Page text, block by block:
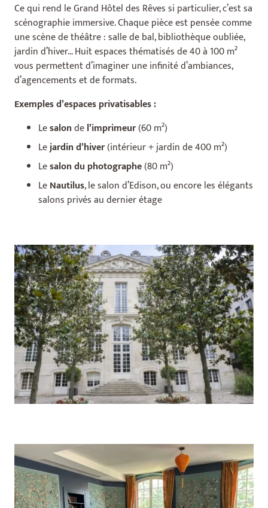
Ce qui rend le Grand Hôtel des Rêves si particulier, c’est sa
scénographie immersive. Chaque pièce est pensée comme
une scène de théâtre : salle de bal, bibliothèque oubliée,
jardin d’hiver… Huit espaces thématisés de 40 à 100 m²
vous permettent d’imaginer une infinité d’ambiances,
d’agencements et de formats.
Exemples d’espaces privatisables :
Lesalondel’imprimeur(60 m²)
Lejardind’hiver(intérieur + jardin de 400 m²)
Lesalon du photographe(80 m²)
LeNautilus, le salon d’Edison, ou encore les élégants
salons privés au dernier étage